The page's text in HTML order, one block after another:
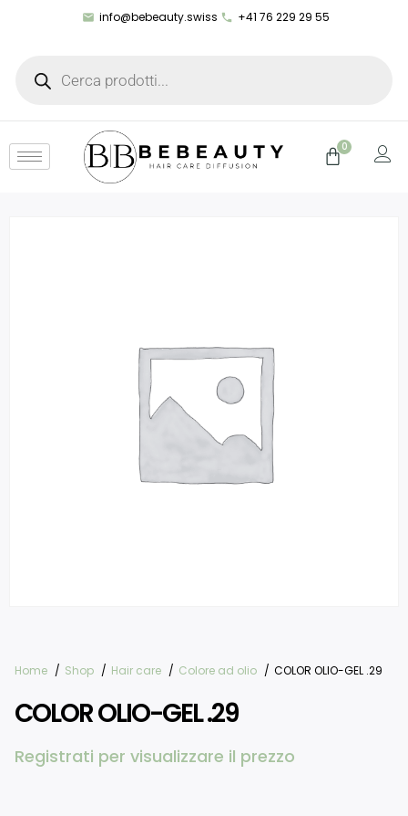
info@bebeauty.swiss +41 76 229 29 55
0
Home Shop Hair care Colore ad olio COLOR OLIO-GEL .29
COLOR OLIO-GEL .29
Registrati per visualizzare il prezzo